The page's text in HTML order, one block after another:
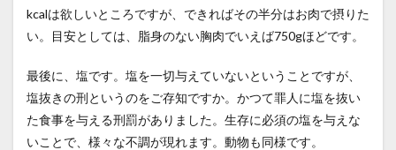
kcalは欲しいところですが、できればその半分はお肉で摂りた
い。目安としては、脂身のない胸肉でいえば750gほどです。
最後に、塩です。塩を一切与えていないということですが、
塩抜きの刑というのをご存知ですか。かつて罪人に塩を抜い
た食事を与える刑罰がありました。生存に必須の塩を与えな
いことで、様々な不調が現れます。動物も同様です。